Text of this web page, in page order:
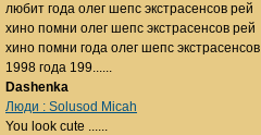
любит года олег шепс экстрасенсов рей
хино помни олег шепс экстрасенсов рей
хино помни года олег шепс экстрасенсов
1998 года 199......
Dashenka
Люди : Solusod Micah
You look cute ......